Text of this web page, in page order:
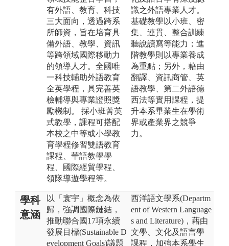
有外語、教育、科技
三大面向，透過跨系
所師資，旨在培育具
備外語、教學、資訊
等跨領域國際移動力
的領導人才。全國唯
一科技輔助外語教育
全英學程，具完善英
檢輔導與專業證照獎
勵機制。 採小班菁英
式教學，課程可搭配
本校之中等或小學教
育學程修習雙語教育
課程、華語教學學
程、國際經貿學程、
領隊導遊學程等。
識之外語專業人才。
基礎教學以小班、密
集、連貫、整合訓練
聽說讀寫等能力；進
階教學則以專業養成
為重點；另外，藉由
翻譯、資訊商管、英
語教學、第二外語德
西法等實用課程，提
升本系畢業生在學術
界或產業界之競爭
力。
學科
意涵
以「寰宇」概念為依
歸，強調國際鏈結，
推動聯合國17項永續
發展目標(Sustainable D
evelopment Goals)議題
西洋語文學系(Departm
ent of Western Language
s and Literature)，藉由
文學、文化及語言學
課程，加強本系學生